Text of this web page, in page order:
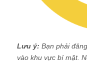
Lưu ý: Bạn phải
vào khu vực bí mật.